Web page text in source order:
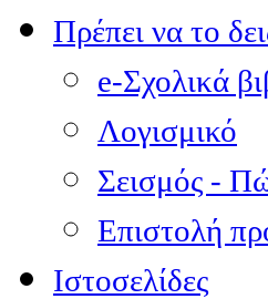
Πρέπει να το
e-Σχολικά
Λογισμικό
Σεισμός -
Επιστολή
Ιστοσελίδες